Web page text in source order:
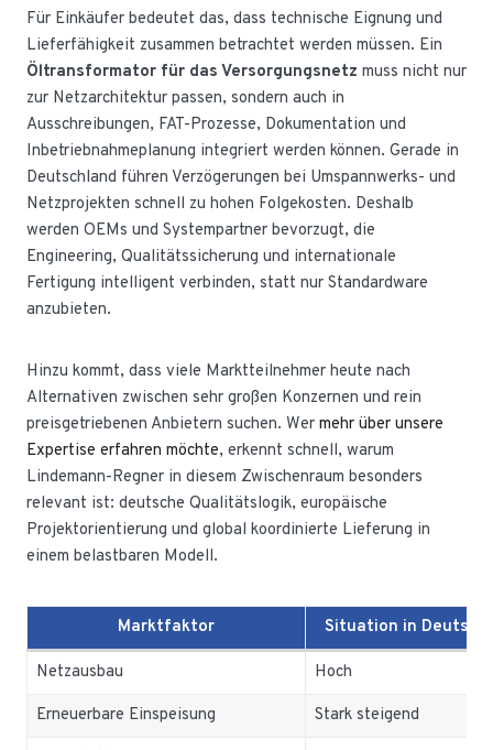
Für Einkäufer bedeutet das, dass technische Eignung und
Lieferfähigkeit zusammen betrachtet werden müssen. Ein
Öltransformator für das Versorgungsnetz muss nicht nur
zur Netzarchitektur passen, sondern auch in
Ausschreibungen, FAT-Prozesse, Dokumentation und
Inbetriebnahmeplanung integriert werden können. Gerade in
Deutschland führen Verzögerungen bei Umspannwerks- und
Netzprojekten schnell zu hohen Folgekosten. Deshalb
werden OEMs und Systempartner bevorzugt, die
Engineering, Qualitätssicherung und internationale
Fertigung intelligent verbinden, statt nur Standardware
anzubieten.
Hinzu kommt, dass viele Marktteilnehmer heute nach
Alternativen zwischen sehr großen Konzernen und rein
preisgetriebenen Anbietern suchen. Wer mehr über unsere
Expertise erfahren möchte, erkennt schnell, warum
Lindemann-Regner in diesem Zwischenraum besonders
relevant ist: deutsche Qualitätslogik, europäische
Projektorientierung und global koordinierte Lieferung in
einem belastbaren Modell.
Marktfaktor Situation in
Netzausbau Hoch
Erneuerbare Einspeisung Stark steigend